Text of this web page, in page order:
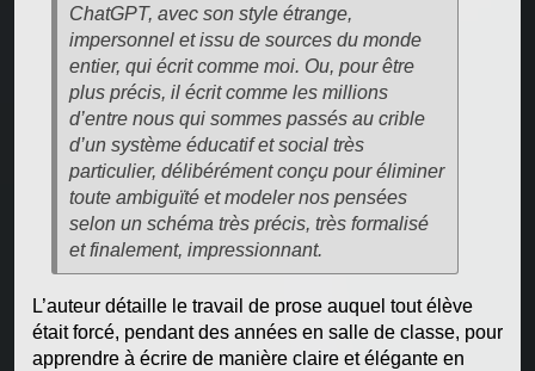
ChatGPT, avec son style étrange,
impersonnel et issu de sources du monde
entier, qui écrit comme moi. Ou, pour être
plus précis, il écrit comme les millions
d’entre nous qui sommes passés au crible
d’un système éducatif et social très
particulier, délibérément conçu pour éliminer
toute ambiguïté et modeler nos pensées
selon un schéma très précis, très formalisé
et finalement, impressionnant.
L’auteur détaille le travail de prose auquel tout élève
était forcé, pendant des années en salle de classe, pour
apprendre à écrire de manière claire et élégante en